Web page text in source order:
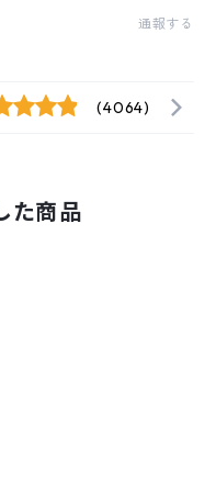
通報する
(4064)
た商品